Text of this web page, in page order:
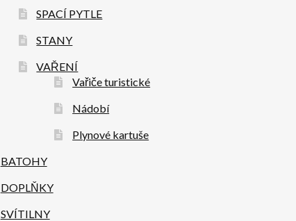
SPACÍ PYTLE
STANY
VAŘENÍ
Vařiče turistické
Nádobí
Plynové kartuše
BATOHY
DOPLŇKY
SVÍTILNY